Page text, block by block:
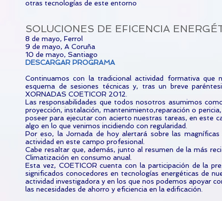
otras tecnologías de este entorno
SOLUCIONES DE EFICENCIA
8 de mayo, Ferrol
9 de mayo, A Coruña
10 de mayo, Santiago
DESCARGAR PROGRAMA
Continuamos con la tradicional actividad formativa que
esquema de sesiones técnicas y, tras un breve
XORNADAS COETICOR 2012.
Las responsabilidades que todos nosotros asumimos
proyección, instalación, mantenimiento,reparación o
poseer para ejecutar con acierto nuestras tareas, en este
algo en lo que venimos incidiendo con regularidad.
Por eso, la Jornada de hoy alertará sobre las
actividad en este campo profesional.
Cabe resaltar que, además, junto al resumen de la más
Climatización en consumo anual.
Esta vez, COETICOR cuenta con la participación de la
significados conocedores en tecnologías energéticas de
actividad investigadora y en los que nos podemos apoyar
las necesidades de ahorro y eficiencia en la edificación.